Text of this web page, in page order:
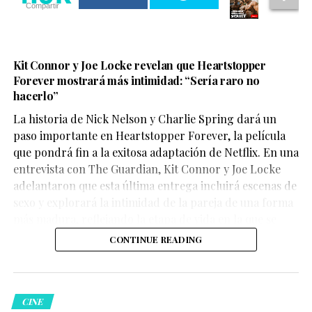
Aunque su participación no ocupa gran parte del
metraje, el actor logra dejar una fuerte impresión. Su
personaje,Sinon, juega un papel clave en la historia y
aporta una mirada profundamente humana sobre las
Compartir
Kit Connor y Joe Locke revelan que Heartstopper
Forever mostrará más intimidad: “Sería raro no
hacerlo”
La historia de Nick Nelson y Charlie Spring dará un
paso importante en Heartstopper Forever, la película
que pondrá fin a la exitosa adaptación de Netflix. En una
entrevista con The Guardian, Kit Connor y Joe Locke
adelantaron que esta última entrega incluirá escenas de
encuentran los personajes.CONTINUE READING
CINE